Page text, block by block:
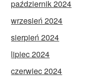
październik 2024
wrzesień 2024
sierpień 2024
lipiec 2024
czerwiec 2024